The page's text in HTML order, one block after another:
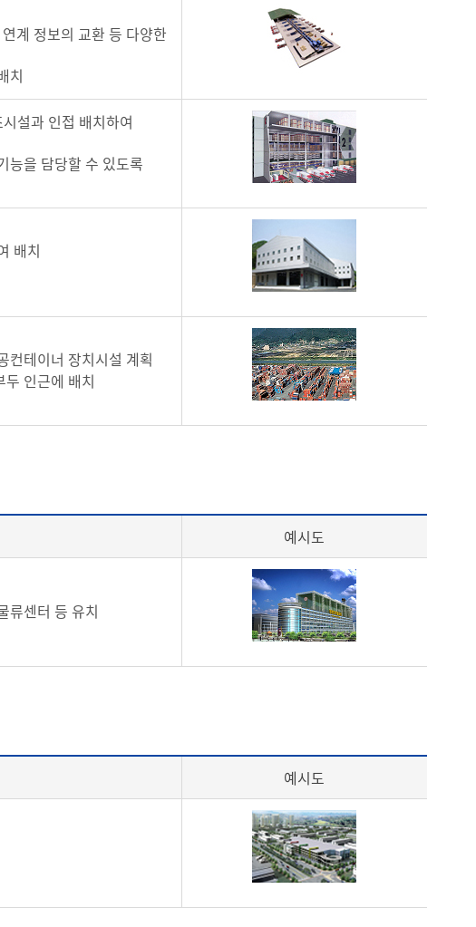
계 정보의 교환 등 다양한
치
설과 인접 배치하여
능을 담당할 수 있도록
배치
컨테이너 장치시설 계획
인근에 배치
예시도
류센터 등 유치
예시도